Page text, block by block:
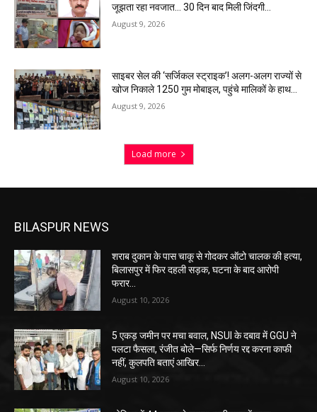
जूझता रहा नवजात… 30 दिन बाद मिली जिंदगी…
August 9, 2026
साइबर सेल की ‘सर्जिकल स्ट्राइक’! अलग-अलग राज्यों से
खोज निकाले 1250 गुम मोबाइल, पहुंचे मालिकों के हाथ…
August 9, 2026
Load more
BILASPUR NEWS
शराब दुकान के पास चाकू से गोदकर ऑटो चालक की हत्या,
बिलासपुर में फिर दहली सड़क, घटना के बाद आरोपी
फरार…
August 10, 2026
5 एकड़ जमीन पर मचा बवाल, NSUI के दबाव में GGU ने
पलटा फैसला, रंजीत बोले—सिर्फ निर्णय रद्द करना काफी
नहीं, कुलपति बताएं आखिर...
August 10, 2026